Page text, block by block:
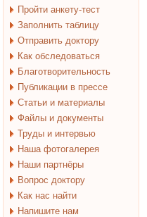
Пройти анкету-тест
Заполнить таблицу
Отправить доктору
Как обследоваться
Благотворительность
Публикации в прессе
Статьи и материалы
Файлы и документы
Труды и интервью
Наша фотогалерея
Наши партнёры
Вопрос доктору
Как нас найти
Напишите нам